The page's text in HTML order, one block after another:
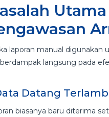
laporan manual digunakan
langsung pada
Datang
biasanya baru diterima